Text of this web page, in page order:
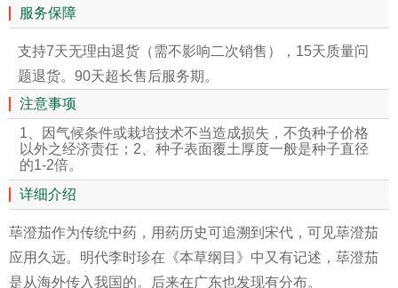
服务保障
支持7天无理由退货（需不影响二次销售），15天质量问
题退货。90天超长售后服务期。
注意事项
1、因气候条件或栽培技术不当造成损失，不负种子价格
以外之经济责任；2、种子表面覆土厚度一般是种子直径
的1-2倍。
详细介绍
荜澄茄作为传统中药，用药历史可追溯到宋代，可见荜澄茄
应用久远。明代李时珍在《本草纲目》中又有记述，荜澄茄
是从海外传入我国的。后来在广东也发现有分布。